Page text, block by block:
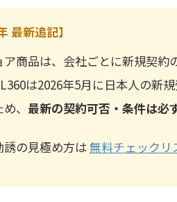
最新追記】
ア商品は、会社ごとに新規契約
は2026年5月に日本人の新
、 最新の契約可否・条件は必
誘の見極め方は無料チェックリ